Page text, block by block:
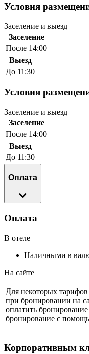
Условия
Заселение и выезд
Заселение
После 14:00
Выезд
До 11:30
Условия
Заселение и выезд
Заселение
После 14:00
Выезд
До 11:30
Оплата
Оплата
В отеле
Наличными в
На сайте
Для некоторых тарифов
при бронировании на
оплатить
бронирование с
Корпоративным